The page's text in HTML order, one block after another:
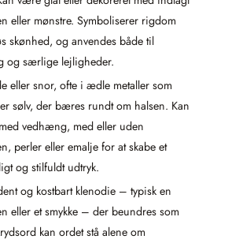
eller mønstre. Symboliserer rigdom
skønhed, og anvendes både til
og særlige lejligheder.
eller snor, ofte i ædle metaller som
sølv, der bæres rundt om halsen. Kan
vedhæng, med eller uden
perler eller emalje for at skabe et
og stilfuldt udtryk.
og kostbart klenodie – typisk en
eller et smykke – der beundres som
kan ordet stå alene om